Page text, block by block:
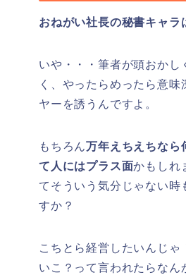
おねがい社長の秘書キャラ
いや・・・筆者が頭おかし
く、やったらめったら意味
ヤーを誘うんですよ。
もちろん万年えちえちなら
て人にはプラス面かもしれ
てそういう気分じゃない時
すか？
こちとら経営したいんじゃ
いこ？って言われたらなん